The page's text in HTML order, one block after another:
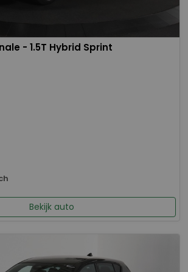
- 1.5T Hybrid Sprint
Bekijk auto